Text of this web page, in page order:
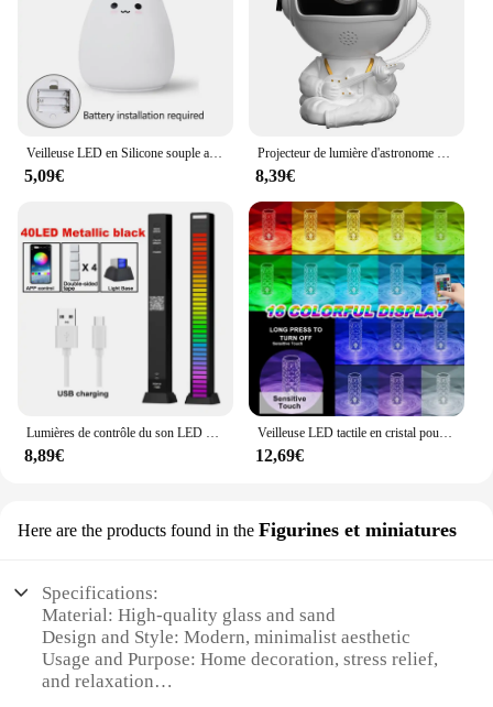
5,09€ 8,39€
Lumières de contrôle du son LED RVB, lampe LED intelligente, lumière de jeu, bureau, décoration, musique, interrupteurs suspendus, 3D 514-up
8,89€
Veilleuse LED tactile en cristal pour la décoration de la maison, lampe de table, budgétaire de lumière rose, escales en diamant romantiques, USB, 16 couleurs
12,69€
Here are the products found in the Figurines et miniatures
Specifications:
Material: High-quality glass and sand
Design and Style: Modern, minimalist aesthetic
Usage and Purpose: Home decoration, stress relief,
and relaxation